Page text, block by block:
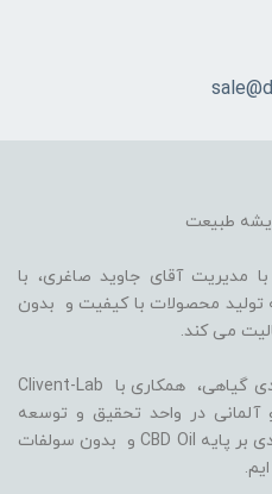
طبیعت
مدیریت آقای جاوید صاغری، با
محصولات با کیفیت و بدون
می کند.
ما با بهره گیری از سلول های بنیادی گیاهی، همکاری با Clivent-Lab
در واحد تحقیق و توسعه
(R&D)، فرمولاسیون منحصر به فردی بر پایه CBD Oil و بدون سولفات